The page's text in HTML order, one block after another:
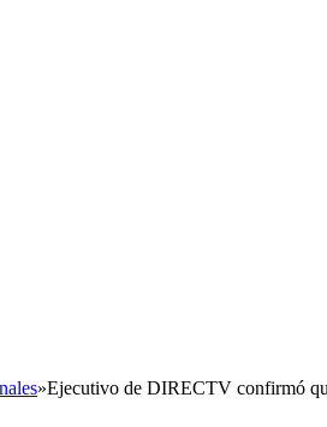
»Ejecutivo de DIRECTV confirmó